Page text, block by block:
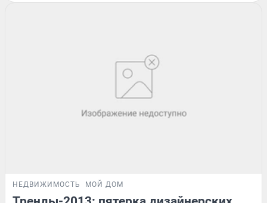
НЕДВИЖИМОСТЬ МОЙ ДОМ